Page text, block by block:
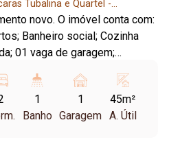
Tubalina e Quartel -
MG
O imóvel conta com:
Banheiro social; Cozinha
01 vaga de garagem;
para personalizar e mobiliar; O
conta com: Portaria;
de segurança; Piscina; Área de
1
Banho
1
Garagem
45m²
A. Útil